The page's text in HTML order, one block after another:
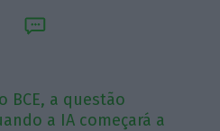
BCE, a questão
a IA começará a